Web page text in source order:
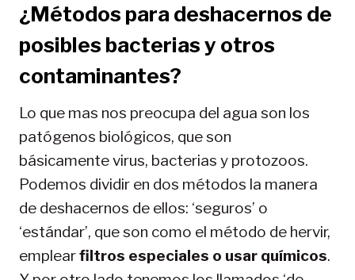
¿Métodos para deshacernos de
posibles bacterias y otros
contaminantes?
Lo que mas nos preocupa del agua son los
patógenos biológicos, que son
básicamente virus, bacterias y protozoos.
Podemos dividir en dos métodos la manera
de deshacernos de ellos: ‘seguros’ o
‘estándar’, que son como el método de hervir,
emplearfiltros especiales o usar químicos.